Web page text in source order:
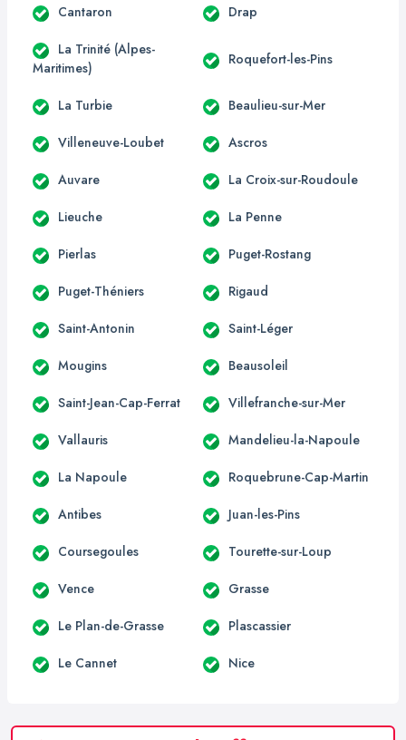
Cantaron Drap
La Trinité (Alpes-
Maritimes)
Roquefort-les-Pins
La Turbie Beaulieu-sur-Mer
Villeneuve-Loubet Ascros
Auvare La Croix-sur-Roudoule
Lieuche La Penne
Pierlas Puget-Rostang
Puget-Théniers Rigaud
Saint-Antonin Saint-Léger
Mougins Beausoleil
Saint-Jean-Cap-Ferrat Villefranche-sur-Mer
Vallauris Mandelieu-la-Napoule
La Napoule Roquebrune-Cap-Martin
Antibes Juan-les-Pins
Coursegoules Tourette-sur-Loup
Vence Grasse
Le Plan-de-Grasse Plascassier
Le Cannet Nice